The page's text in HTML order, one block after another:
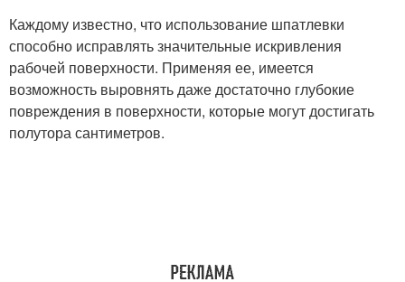
Каждому известно, что использование шпатлевки
способно исправлять значительные искривления
рабочей поверхности. Применяя ее, имеется
возможность выровнять даже достаточно глубокие
повреждения в поверхности, которые могут достигать
полутора сантиметров.